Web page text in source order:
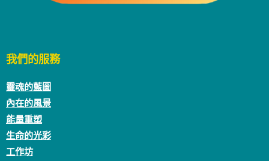
我們的服務
靈魂的藍圖
內在的風景
能量重塑
生命的光彩
工作坊